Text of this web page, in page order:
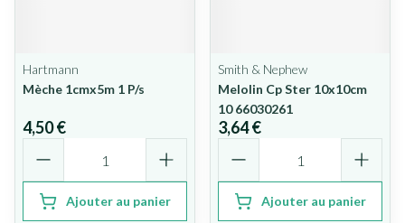
Hartmann
Mèche 1cmx5m 1 P/s
4,50 €
Ajouter au panier
Smith & Nephew
Melolin Cp Ster 10x10cm
10 66030261
3,64 €
Ajouter au panier